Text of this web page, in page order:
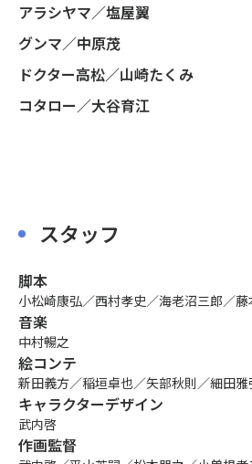
アラシヤマ／塩屋翼
グンマ／中原茂
ドクター高松／山崎たくみ
コタロー／大谷育江
スタッフ
脚本
小松崎康弘／西村孝史／海老沼三郎／
音楽
中村暢之
絵コンテ
新田義方／稲垣卓也／矢部秋則／細田雅
キャラクターデザイン
武内啓
作画監督